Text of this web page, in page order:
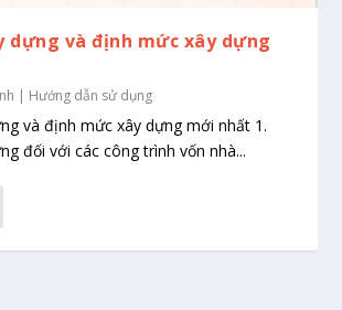
dựng và định mức xây dựng
| Hướng dẫn sử dụng
và định mức xây dựng mới nhất 1.
đối với các công trình vốn nhà...